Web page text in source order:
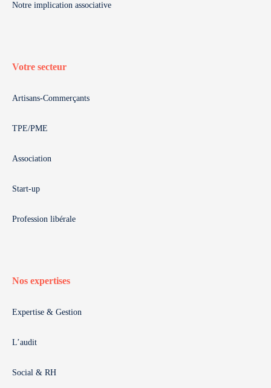
Notre implication associative
Votre secteur
Artisans-Commerçants
TPE/PME
Association
Start-up
Profession libérale
Nos expertises
Expertise & Gestion
L’audit
Social & RH